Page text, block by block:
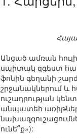
Անցած ամռան
սպիտակ զգեստ
ֆոնին գեղանի
շրջանակներում և
ուշադրության
անպատեհ
ունե՞ք»):